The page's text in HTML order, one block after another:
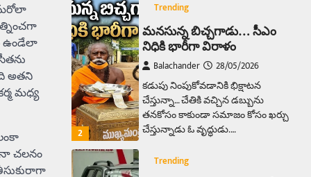
మరోలా
ఉండేలా
అతని
మధ్య
చలనం
2
Trending
మనసున్న బిచ్చగాడు… సీఎం
నిధికి భారీగా విరాళం
Balachander
28/05/2026
కడుపు నింపుకోవడానికి భిక్షాటన
చేస్తున్నా… చేతికి వచ్చిన డబ్బును
తనకోసం కాకుండా సమాజం కోసం ఖర్చు
చేస్తున్నాడు ఓ వృద్ధుడు.…
Trending